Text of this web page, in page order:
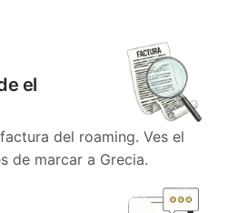
el
del roaming. Ves el
de marcar a Grecia.